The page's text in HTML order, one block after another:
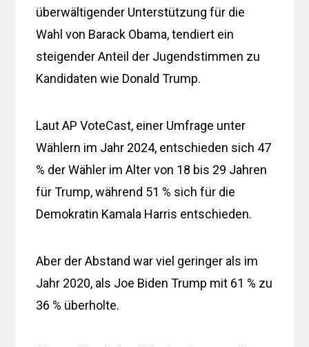
überwältigender Unterstützung für die
Wahl von Barack Obama, tendiert ein
steigender Anteil der Jugendstimmen zu
Kandidaten wie Donald Trump.
Laut AP VoteCast, einer Umfrage unter
Wählern im Jahr 2024, entschieden sich 47
% der Wähler im Alter von 18 bis 29 Jahren
für Trump, während 51 % sich für die
Demokratin Kamala Harris entschieden.
Aber der Abstand war viel geringer als im
Jahr 2020, als Joe Biden Trump mit 61 % zu
36 % überholte.